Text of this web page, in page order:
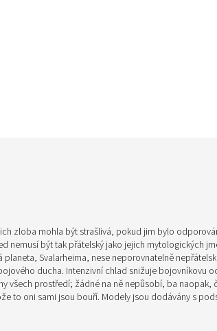
zloba mohla být strašlivá, pokud jim bylo
nemusí být tak přátelský jako jejich mytologických
Svalarheima, nese neporovnatelně
ducha. Intenzivní chlad snižuje bojovníkovu
všech prostředí; žádné na ně nepůsobí, ba naopak,
to oni sami jsou bouří. Modely jsou dodávány s